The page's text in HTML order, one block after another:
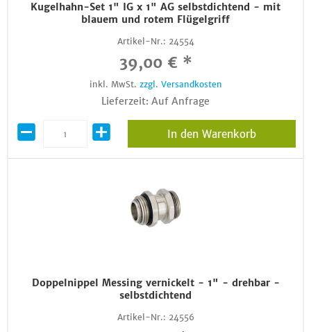
Kugelhahn-Set 1" IG x 1" AG selbstdichtend - mit
blauem und rotem Flügelgriff
Artikel-Nr.: 24554
39,00 € *
inkl. MwSt. zzgl. Versandkosten
Lieferzeit: Auf Anfrage
In den Warenkorb
Doppelnippel Messing vernickelt - 1" - drehbar -
selbstdichtend
Artikel-Nr.: 24556